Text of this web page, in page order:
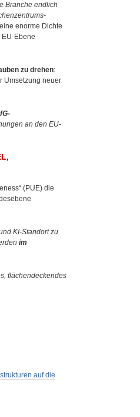
Branche endlich
enorme Dichte
Ebene
zu drehen:
Umsetzung neuer
an den EU-
(PUE) die
KI-Standort zu
im
flächendeckendes
auf die